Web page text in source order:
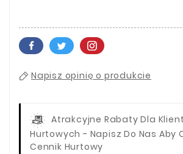
Napisz opinię o produkcie
Atrakcyjne Rabaty Dla
Hurtowych - Napisz Do Nas Aby
Cennik Hurtowy